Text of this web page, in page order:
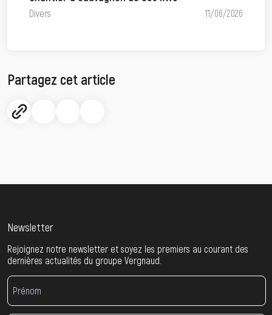
Divers 11/06/2026
Partagez cet article
Newsletter
Rejoignez notre newsletter et soyez les premiers au courant des
dernières actualités du groupe Vergnaud.